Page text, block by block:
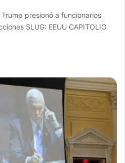
presionó a funcionarios
SLUG: EEUU CAPITOLIO